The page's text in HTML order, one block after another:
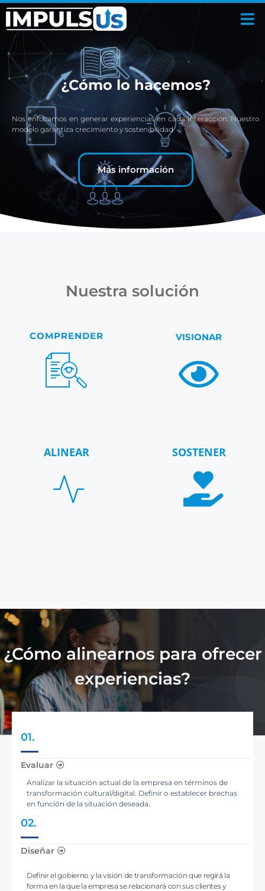
¿Cómo lo hacemos?
Nos enfocamos en generar experiencias en cada interacción. Nuestro
modelo garantiza crecimiento y sostenibilidad
Más información
Nuestra solución
COMPRENDER VISIONAR
ALINEAR SOSTENER
¿Cómo alinearnos para ofrecer
experiencias?
01.
Evaluar
Analizar la situación actual de la empresa en términos de
transformación cultural/digital. Definir o establecer brechas
en función de la situación deseada.
02.
Diseñar
Definir el gobierno y la visión de transformación que regirá la
forma en la que la empresa se relacionará con sus clientes y